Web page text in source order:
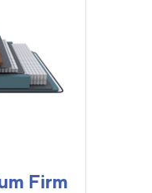
Firm